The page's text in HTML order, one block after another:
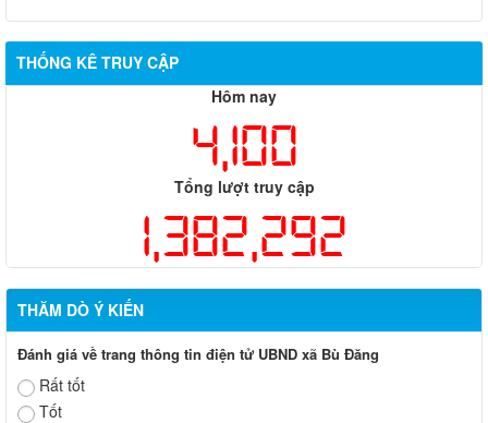
THỐNG KÊ TRUY CẬP
Hôm nay
4,100
Tổng lượt truy cập
1,382,292
THĂM DÒ Ý KIẾN
Đánh giá về trang thông tin điện tử UBND xã Bù Đăng
Rất tốt
Tốt